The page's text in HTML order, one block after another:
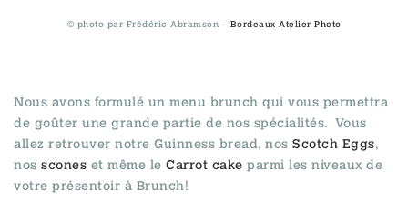
© photo par Frédéric Abramson – Bordeaux Atelier Photo
Nous avons formulé un menu brunch qui vous permettra
de goûter une grande partie de nos spécialités. Vous
allez retrouver notre Guinness bread, nos Scotch Eggs,
nos scones et même le Carrot cake parmi les niveaux de
votre présentoir à Brunch!